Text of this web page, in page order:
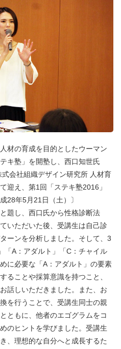
材の育成を目的としたウーマン
キ塾」を開塾し、西口知世氏
式会社組織デザイン研究所 人材育
迎え、第1回「ステキ塾2016」
28年5月21日（土）〕
題し、西口氏から性格診断法
いただいた後、受講生は自己診
ーンを分析しました。そして、3
「A：アダルト」「C：チャイル
に必要な「A：アダルト」の要素
ることや採算意識を持つこと、
話しいただきました。また、お
を行うことで、受講生同士の親
ともに、他者のエゴグラムをコ
のヒントを学びました。受講生
、理想的な自分へと成長するた